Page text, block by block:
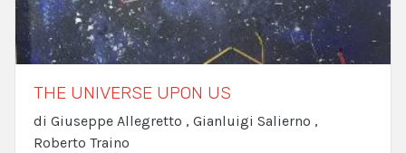
THE UNIVERSE UPON US
di Giuseppe Allegretto , Gianluigi Salierno ,
Roberto Traino